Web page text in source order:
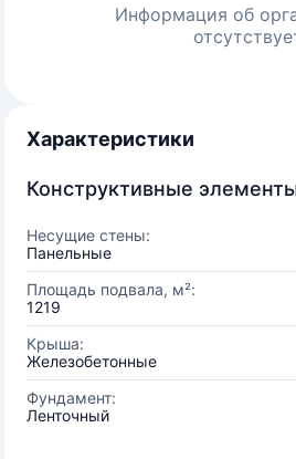
Информация об
Характеристики
Конструктивные
Несущие стены:
Панельные
Площадь подвала, м²:
1219
Крыша:
Железобетонные
Фундамент:
Ленточный